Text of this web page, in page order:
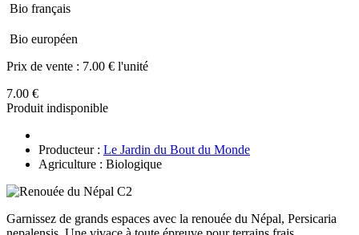
Bio français
Bio européen
Prix de vente : 7.00 € l'unité
7.00 €
Produit indisponible
Producteur : Le Jardin du Bout du Monde
Agriculture : Biologique
Garnissez de grands espaces avec la renouée du Népal, Persicaria